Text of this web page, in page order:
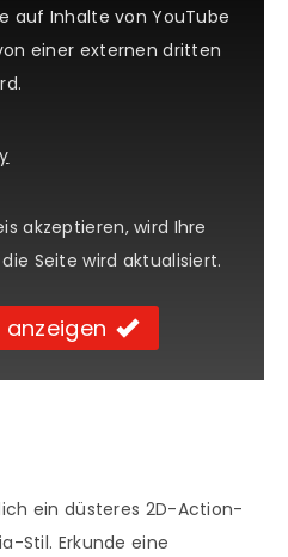
auf Inhalte von YouTube
einer externen dritten
akzeptieren, wird Ihre
Seite wird aktualisiert.
ein düsteres 2D-Action-
Stil. Erkunde eine